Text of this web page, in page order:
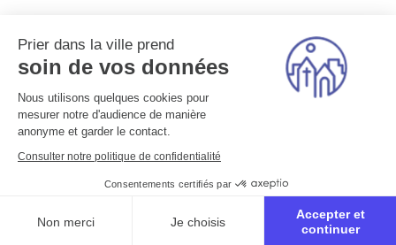
Prier dans la ville prend
soin de vos données
Nous utilisons quelques cookies pour
mesurer notre d'audience de manière
anonyme et garder le contact.
Consulter notre politique de confidentialité
Consentements certifiés par
Non merci Je choisis
Accepter et
continuer